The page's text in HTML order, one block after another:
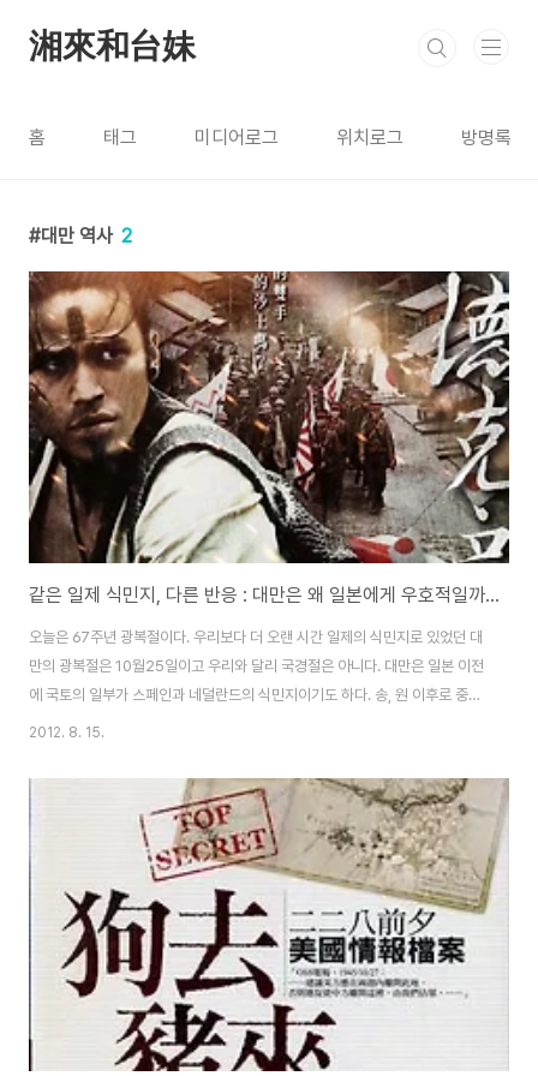
湘來和台妹
홈 태그 미디어로그 위치로그 방명록
대만 역사 2
같은 일제 식민지, 다른 반응 : 대만은 왜 일본에게 우호적일까??
오늘은 67주년 광복절이다. 우리보다 더 오랜 시간 일제의 식민지로 있었던 대
만의 광복절은 10월25일이고 우리와 달리 국경절은 아니다. 대만은 일본 이전
에 국토의 일부가 스페인과 네덜란드의 식민지이기도 하다. 송, 원 이후로 중국
복건성 일대의 주민들이 대만으로 이주하기 시작했고 명이 망하면서 반청복명
있던 네덜란드를 내쫓으면서 많은 중국인들이 대만에 들어오게 된다. 중국은
이 사건을 대만의 첫번쨰 광복이라고 주장하고 본래는 원주민들의 땅이던 대만
을 중국의 영토 일부분으로 편입시킨다. 1895년 중일갑오전쟁의 결과 중국과
일본은 시모노세키 조약(중국에선 馬關條約, 일본에선 下關條約)을 맺게 되
고 대만을 일본에 할양하였으며, 이 ..
2012. 8. 15.